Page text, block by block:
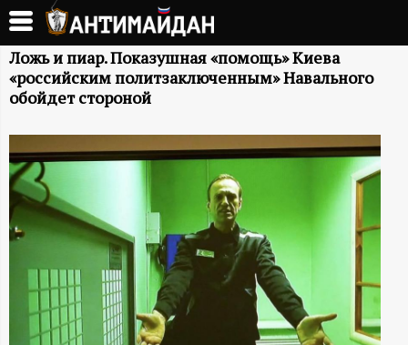
Перейти
основному
содержанию
А
Н
Т
И
М
Й
Ложь и пиар. Показушная «помощь» Киева
«российским политзаключенным» Навального
обойдет стороной